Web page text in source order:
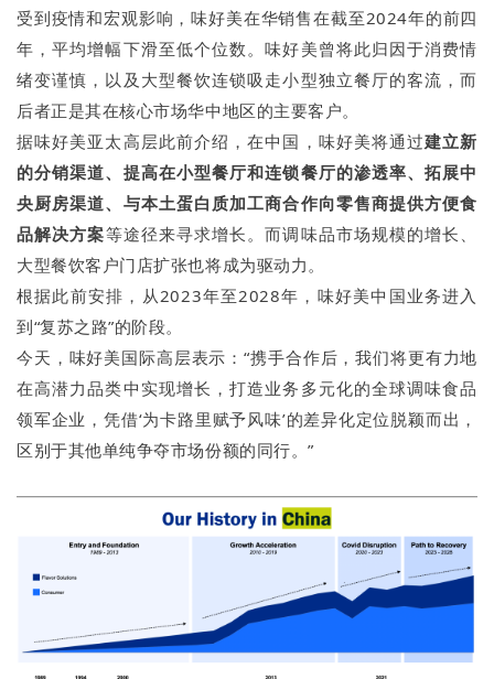
受到疫情和宏观影响，味好美在华销售在截至2024年的前四
年，平均增幅下滑至低个位数。味好美曾将此归因于消费情
绪变谨慎，以及大型餐饮连锁吸走小型独立餐厅的客流，而
后者正是其在核心市场华中地区的主要客户。
据味好美亚太高层此前介绍，在中国，味好美将通过建立新
的分销渠道、提高在小型餐厅和连锁餐厅的渗透率、拓展中
央厨房渠道、与本土蛋白质加工商合作向零售商提供方便食
品解决方案等途径来寻求增长。而调味品市场规模的增长、
大型餐饮客户门店扩张也将成为驱动力。
根据此前安排，从2023年至2028年，味好美中国业务进入
到“复苏之路”的阶段。
今天，味好美国际高层表示：“携手合作后，我们将更有力地
在高潜力品类中实现增长，打造业务多元化的全球调味食品
领军企业，凭借‘为卡路里赋予风味’的差异化定位脱颖而出，
区别于其他单纯争夺市场份额的同行。”